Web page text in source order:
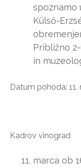
spoznamo
Külső-
Približno
in
Datum pohoda: 11.
Kadrov vinograd
marca ob